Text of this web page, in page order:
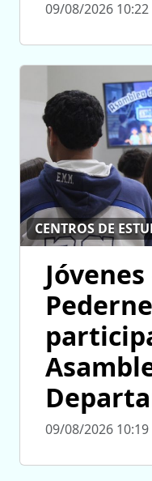
09/08/2026 10:22
CENTROS DE
09/08/2026 10:19